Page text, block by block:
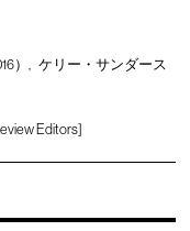
） ケリー・サンダース
Editors]